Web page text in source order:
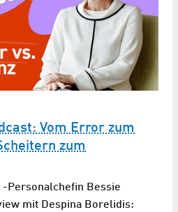
Vom Error zum
zum
Personalchefin Bessie
mit Despina Borelidis: